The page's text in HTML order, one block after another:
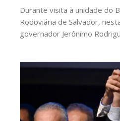
Durante visita à unidade do
Rodoviária de Salvador,
governador Jerônimo